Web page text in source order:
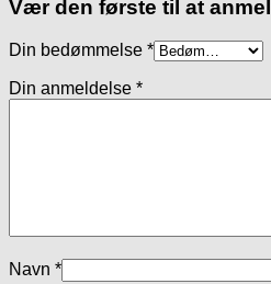
Vær den første til at
Din bedømmelse *
Din anmeldelse *
Navn *